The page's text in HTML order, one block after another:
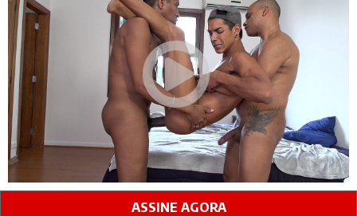
ASSINE AGORA